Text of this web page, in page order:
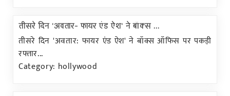
तीसरे दिन 'अवतार- फायर एंड ऐश' ने बॉक्स ...
तीसरे दिन 'अवतार: फायर एंड ऐश' ने बॉक्स ऑफिस पर पकड़ी
रफ्तार...
Category: hollywood